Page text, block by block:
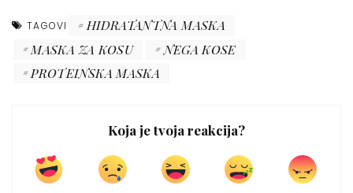
TAGOVI
HIDRATANTNA MASKA
MASKA ZA KOSU
NEGA KOSE
PROTEINSKA MASKA
Koja je tvoja reakcija?